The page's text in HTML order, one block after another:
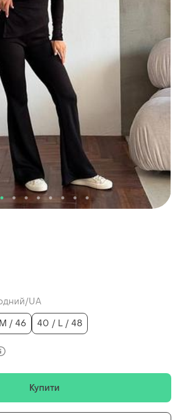
UA
/ 46 40 / L / 48
Купити